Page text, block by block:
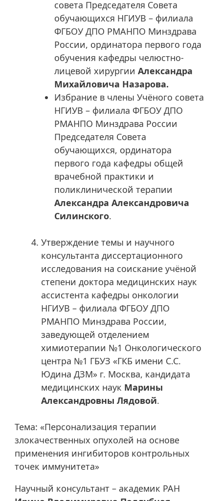
совета Председателя Совета
обучающихся НГИУВ – филиала
ФГБОУ ДПО РМАНПО Минздрава
России, ординатора первого года
обучения кафедры челюстно-
лицевой хирургии Александра
Михайловича Назарова.
Избрание в члены Учёного совета
НГИУВ – филиала ФГБОУ ДПО
РМАНПО Минздрава России
Председателя Совета
обучающихся, ординатора
первого года кафедры общей
врачебной практики и
поликлинической терапии
Александра Александровича
Силинского.
Утверждение темы и научного
консультанта диссертационного
исследования на соискание учёной
степени доктора медицинских наук
ассистента кафедры онкологии
НГИУВ – филиала ФГБОУ ДПО
РМАНПО Минздрава России,
заведующей отделением
химиотерапии №1 Онкологического
центра №1 ГБУЗ «ГКБ имени С.С.
Юдина ДЗМ» г. Москва, кандидата
медицинских наук Марины
Александровны Лядовой.
Тема: «Персонализация терапии
злокачественных опухолей на основе
применения ингибиторов контрольных
точек иммунитета»
Научный консультант – академик РАН